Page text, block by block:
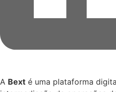
A Bext é uma plataforma